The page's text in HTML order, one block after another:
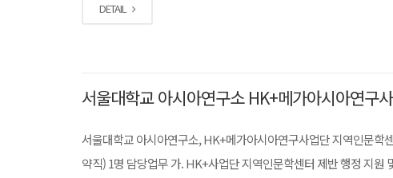
DETAIL
서울대학교 아시아연구소 HK+메가아시아연구
서울대학교 아시아연구소, HK+메가아시아연구사업단 지역인문학
약직) 1명 담당업무 가. HK+사업단 지역인문학센터 제반 행정 지원